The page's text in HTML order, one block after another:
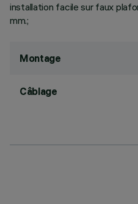
installation facile sur faux
mm.;
Montage
Câblage